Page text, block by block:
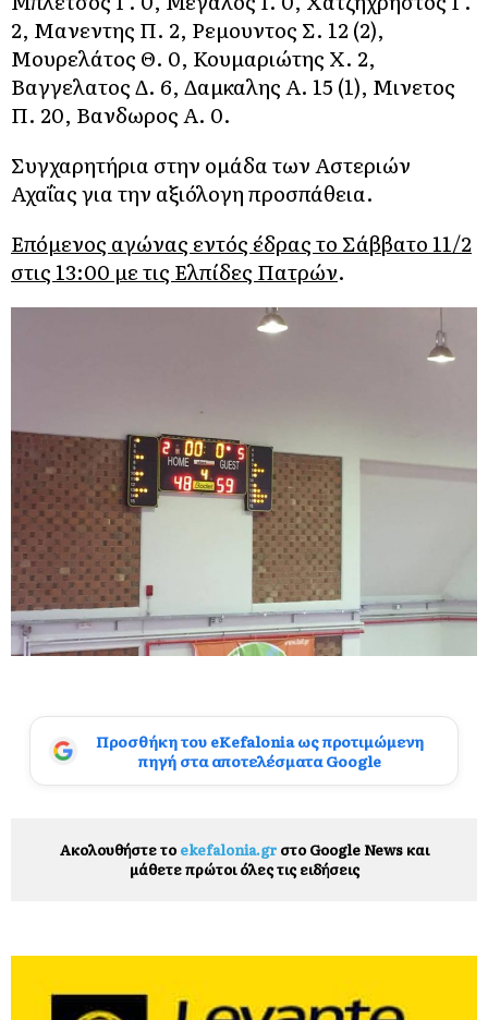
2, Μανεντης Π. 2, Ρεμουντος Σ. 12 (2),
Μουρελάτος Θ. 0, Κουμαριώτης Χ. 2,
Βαγγελατος Δ. 6, Δαμκαλης Α. 15 (1), Μινετος
Π. 20, Βανδωρος Α. 0.
Συγχαρητήρια στην ομάδα των Αστεριών
Αχαΐας για την αξιόλογη προσπάθεια.
Επόμενος αγώνας εντός έδρας το Σάββατο 11/2
στις 13:00 με τις Ελπίδες Πατρών.
Προσθήκη του eKefalonia ως προτιμώμενη
πηγή στα αποτελέσματα Google
Ακολουθήστε το ekefalonia.grστο Google News και
μάθετε πρώτοι όλες τις ειδήσεις